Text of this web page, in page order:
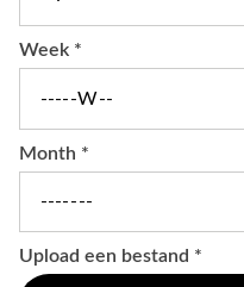
Week *
Month *
Upload een bestand *